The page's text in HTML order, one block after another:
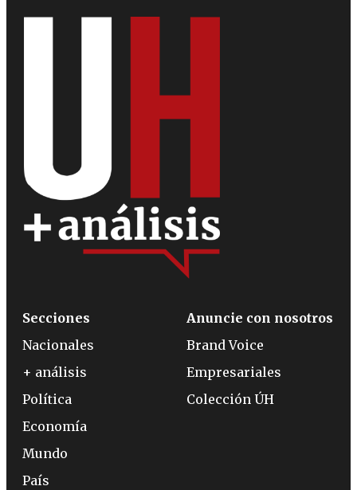
Secciones
Nacionales
+ análisis
Política
Economía
Mundo
País
Anuncie con nosotros
Brand Voice
Empresariales
Colección ÚH